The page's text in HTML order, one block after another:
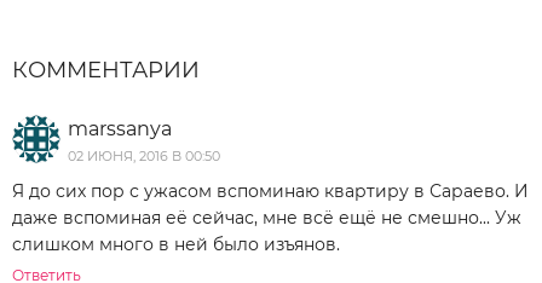
КОММЕНТАРИИ
marssanya
02 ИЮНЯ, 2016 В 00:50
Я до сих пор с ужасом вспоминаю квартиру в Сараево. И
даже вспоминая её сейчас, мне всё ещё не смешно... Уж
слишком много в ней было изъянов.
Ответить